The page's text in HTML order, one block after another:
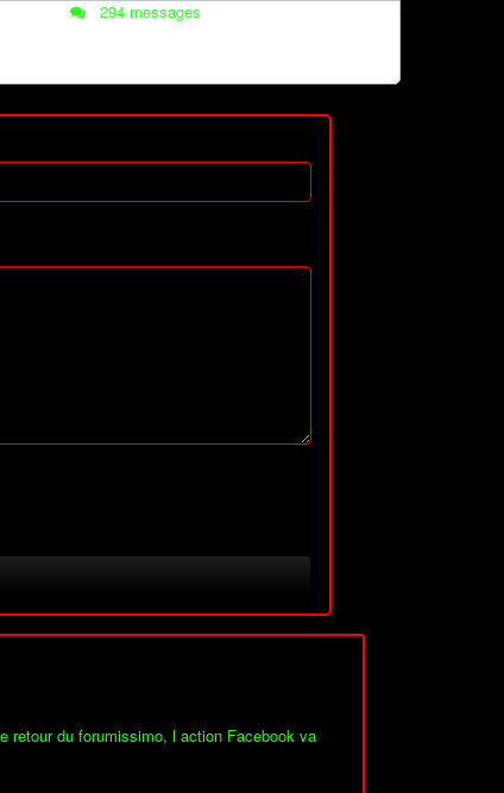
294 messages
retour du forumissimo, l action Facebook va